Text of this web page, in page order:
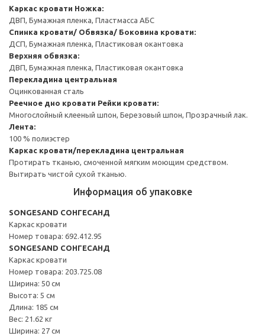
Каркас кровати Ножка:
ДВП, Бумажная пленка, Пластмасса АБС
Спинка кровати/ Обвязка/ Боковина кровати:
ДСП, Бумажная пленка, Пластиковая окантовка
Верхняя обвязка:
ДВП, Бумажная пленка, Пластиковая окантовка
Перекладина центральная
Оцинкованная сталь
Реечное дно кровати Рейки кровати:
Многослойный клееный шпон, Березовый шпон, Прозрачный лак.
Лента:
100 % полиэстер
Каркас кровати/перекладина центральная
Протирать тканью, смоченной мягким моющим средством.
Вытирать чистой сухой тканью.
Информация об упаковке
SONGESAND СОНГЕСАНД
Каркас кровати
Номер товара: 692.412.95
SONGESAND СОНГЕСАНД
Каркас кровати
Номер товара: 203.725.08
Ширина: 50 см
Высота: 5 см
Длина: 185 см
Вес: 21.62 кг
Ширина: 27 см